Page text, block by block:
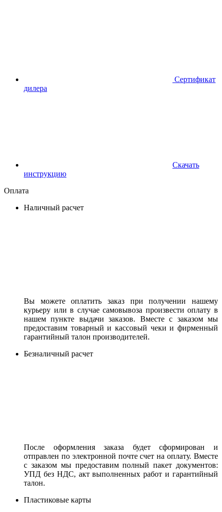
Сертификат
дилера
Скачать
инструкцию
Оплата
Наличный расчет
Вы можете оплатить заказ при получении нашему
курьеру или в случае самовывоза произвести оплату в
нашем пункте выдачи заказов. Вместе с заказом мы
предоставим товарный и кассовый чеки и фирменный
гарантийный талон производителей.
Безналичный расчет
После оформления заказа будет сформирован и
отправлен по электронной почте счет на оплату. Вместе
с заказом мы предоставим полный пакет документов:
УПД без НДС, акт выполненных работ и гарантийный
талон.
Пластиковые карты